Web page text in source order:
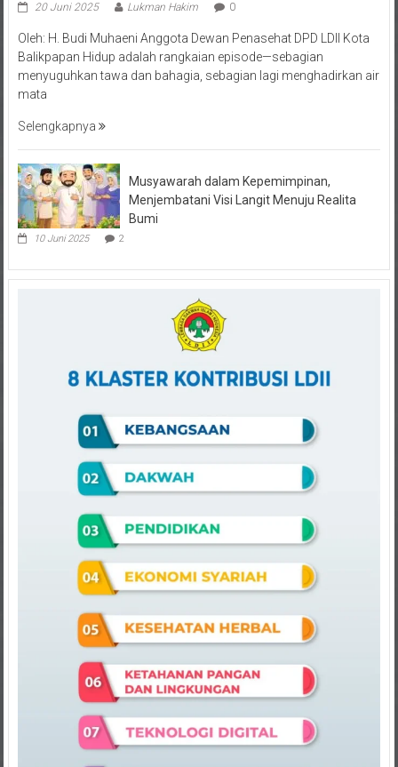
20 Juni 2025 Lukman Hakim 0
Oleh: H. Budi Muhaeni Anggota Dewan Penasehat DPD LDII Kota
Balikpapan Hidup adalah rangkaian episode—sebagian
menyuguhkan tawa dan bahagia, sebagian lagi menghadirkan air
mata
Selengkapnya
Musyawarah dalam Kepemimpinan,
Menjembatani Visi Langit Menuju Realita
Bumi
10 Juni 2025 2